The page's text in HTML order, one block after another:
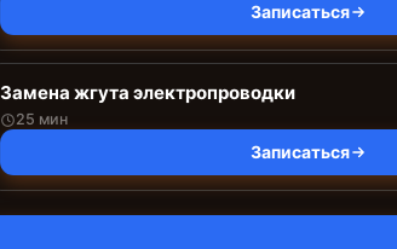
Записаться
Замена жгута электропроводки
25 мин
Записаться